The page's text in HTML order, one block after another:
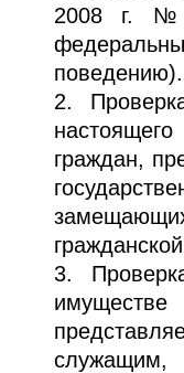
2008 г. №
поведению).
2.
граждан,
3.
служащим,